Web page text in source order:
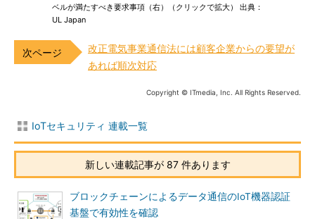
ベルが満たすべき要求事項（右）（クリックで拡大） 出典：
UL Japan
改正電気事業通信法には顧客企業からの要望が
あれば順次対応
Copyright © ITmedia, Inc. All Rights Reserved.
IoTセキュリティ 連載一覧
新しい連載記事が 87 件あります
ブロックチェーンによるデータ通信のIoT機器認証
基盤で有効性を確認